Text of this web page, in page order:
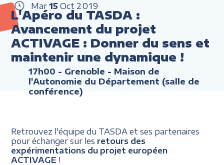
Mar 15 Oct 2019
L'Apéro du TASDA :
Avancement du projet
ACTIVAGE : Donner du sens et
maintenir une dynamique !
17h00 - Grenoble - Maison de
l'Autonomie du Département (salle de
conférence)
Retrouvez l'équipe du TASDA et ses partenaires
pour échanger sur les retours des
expérimentations du projet européen
ACTIVAGE !